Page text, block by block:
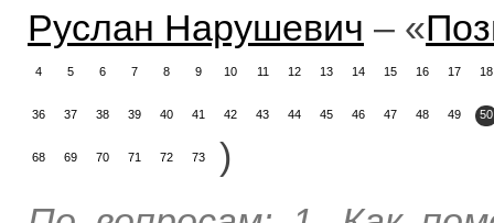
Руслан Нарушевич – «
4 5 6 7 8 9 10 11 12 13 14 15 16 17 18
36 37 38 39 40 41 42 43 44 45 46 47 48 49 50
68 69 70 71 72 73
)